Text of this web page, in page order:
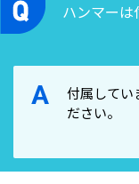
ハンマーは
A
付属してい
ださい。